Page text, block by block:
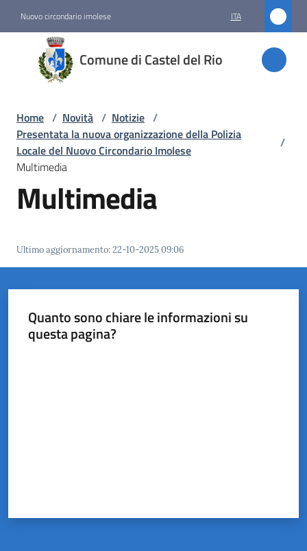
Nuovo circondario imolese ITA
Comune di Castel del Rio
Comune
di
Castel
Amministrazione
Novità
Castel
del
gli
Home / Novità / Notizie /
Presentata la nuova organizzazione della Polizia
Locale del Nuovo Circondario Imolese
/
Multimedia
Multimedia
Ultimo aggiornamento:22-10-2025 09:06
Quanto sono chiare le informazioni su
questa pagina?